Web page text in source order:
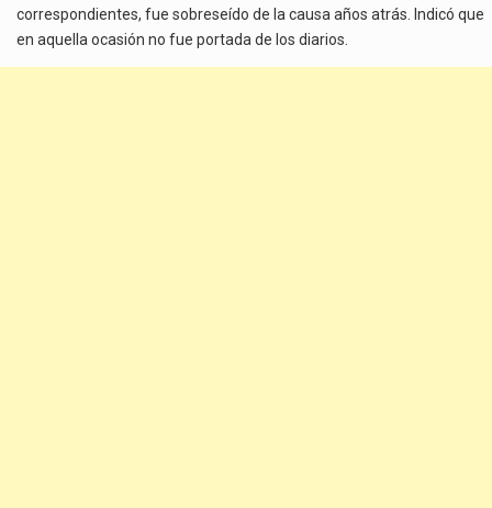
correspondientes, fue sobreseído de la causa años atrás. Indicó que
en aquella ocasión no fue portada de los diarios.